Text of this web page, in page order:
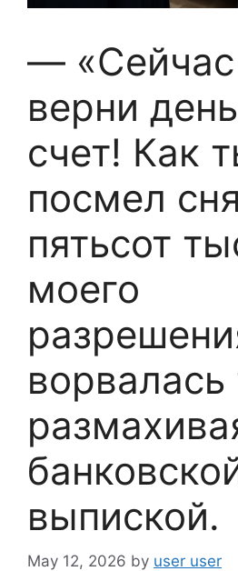
—
верни
счет! Как
посмел
пятьсот
моего
выпиской.
May 12, 2026 by user user